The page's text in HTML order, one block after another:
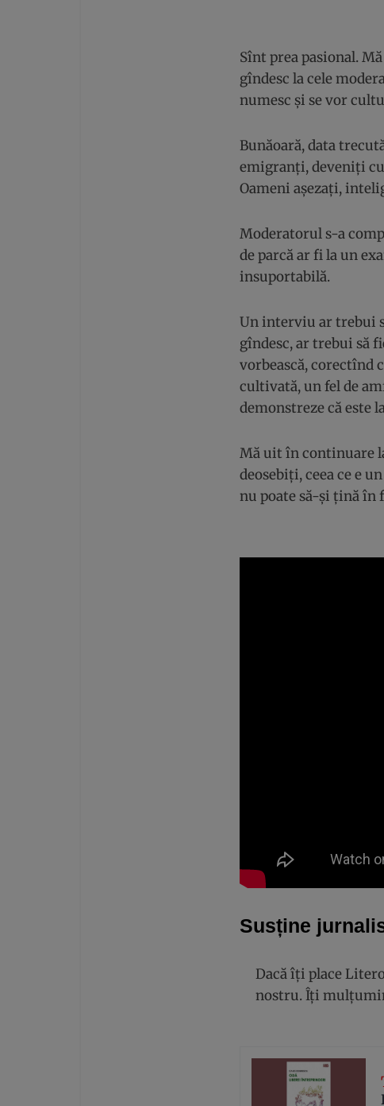
Sînt prea pasional.
gîndesc la cele
numesc și se vor
Bunăoară, data
emigranți, deveniți
Oameni așezați,
Moderatorul s-a
de parcă ar fi la un
insuportabilă.
Un interviu ar trebui
gîndesc, ar trebui să
vorbească, corectînd
cultivată, un fel de
demonstreze că este
Mă uit în continuare
deosebiți, ceea ce e
nu poate să-și țină în
Susține
Dacă îți place
nostru. Îți